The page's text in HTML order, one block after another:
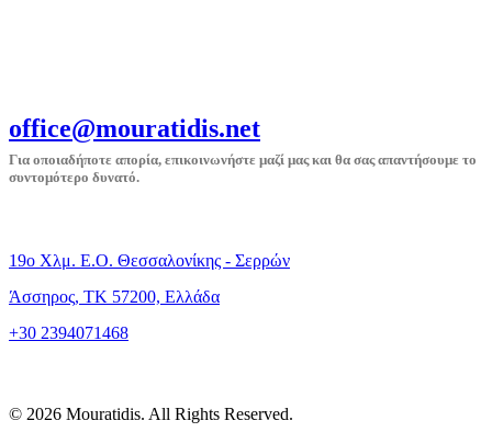
office@mouratidis.net
Για οποιαδήποτε απορία, επικοινωνήστε μαζί μας και θα σας απαντήσουμε το
συντομότερο δυνατό.
19o Χλμ. Ε.Ο. Θεσσαλονίκης - Σερρών
Άσσηρος, TK 57200, Eλλάδα
+30 2394071468
© 2026 Mouratidis. All Rights Reserved.